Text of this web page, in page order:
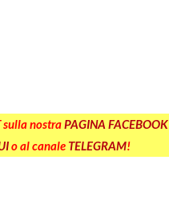
sulla nostraPAGINA FACEBOOK
o al canale TELEGRAM!